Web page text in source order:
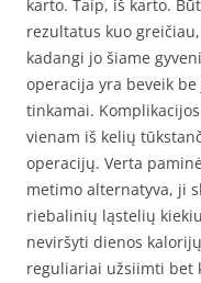
karto. Taip, iš karto.
rezultatus kuo
kadangi jo šiame
operacija yra beveik
tinkamai.
vienam iš kelių
operacijų. Verta
metimo alternatyva, ji
riebalinių ląstelių
neviršyti dienos
reguliariai užsiimti bet